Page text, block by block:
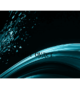
сайт будет